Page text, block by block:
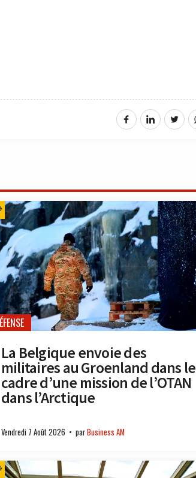
La Belgique envoie des
militaires au Groenland dans le
cadre d’une mission de l’OTAN
dans l’Arctique
Vendredi 7 Août 2026 parBusiness AM